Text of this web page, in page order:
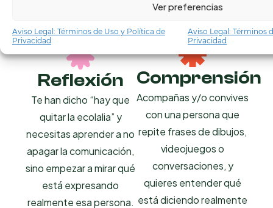
Ver preferencias
Aviso Legal: Términos de Uso y Política de
Privacidad
Aviso Legal: Términos
Privacidad
Este webinar es para ti si
buscas...
Reflexión
Te han dicho “hay que
quitar la ecolalia” y
necesitas aprender a no
apagar la comunicación,
sino empezar a mirar qué
está expresando
realmente esa persona.
Comprensión
Acompañas y/o convives
con una persona que
repite frases de dibujos,
videojuegos o
conversaciones, y
quieres entender qué
está diciendo realmente